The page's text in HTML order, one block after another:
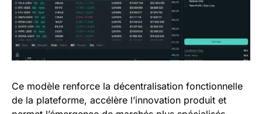
Ce modèle renforce la décentralisation fonctionnelle
de la plateforme, accélère l’innovation produit et